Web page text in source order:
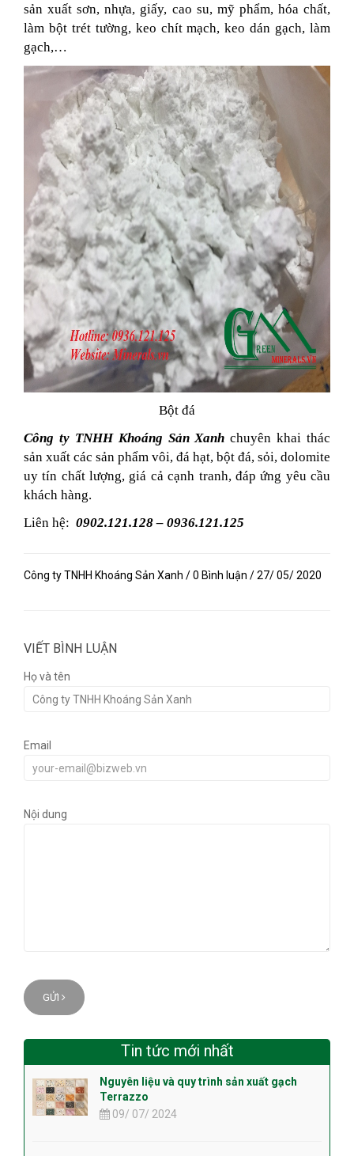
sản xuất sơn, nhựa, giấy, cao su, mỹ phẩm, hóa chất,
làm bột trét tường, keo chít mạch, keo dán gạch, làm
gạch,…
Bột đá
Công ty TNHH Khoáng Sản Xanh chuyên khai thác
sản xuất các sản phẩm vôi, đá hạt, bột đá, sỏi, dolomite
uy tín chất lượng, giá cả cạnh tranh, đáp ứng yêu cầu
khách hàng.
Liên hệ: 0902.121.128 – 0936.121.125
Công ty TNHH Khoáng Sản Xanh / 0 Bình luận / 27/ 05/ 2020
VIẾT BÌNH LUẬN
Họ và tên
Email
Nội dung
GỬI
Tin tức mới nhất
Nguyên liệu và quy trình sản xuất gạch
Terrazzo
09/ 07/ 2024